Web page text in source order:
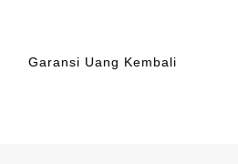
Garansi Uang Kembali